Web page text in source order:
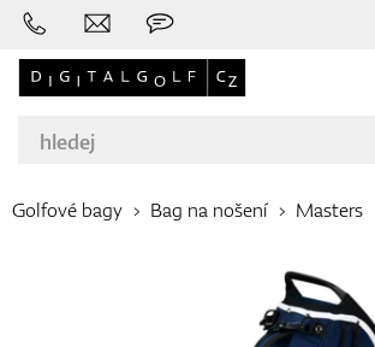
Golfové bagy Bag na nošení Masters